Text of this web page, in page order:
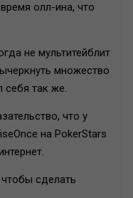
олл-ина, что
не мультитейблит
множество
себя так же.
что у
на PokerStars
сделать